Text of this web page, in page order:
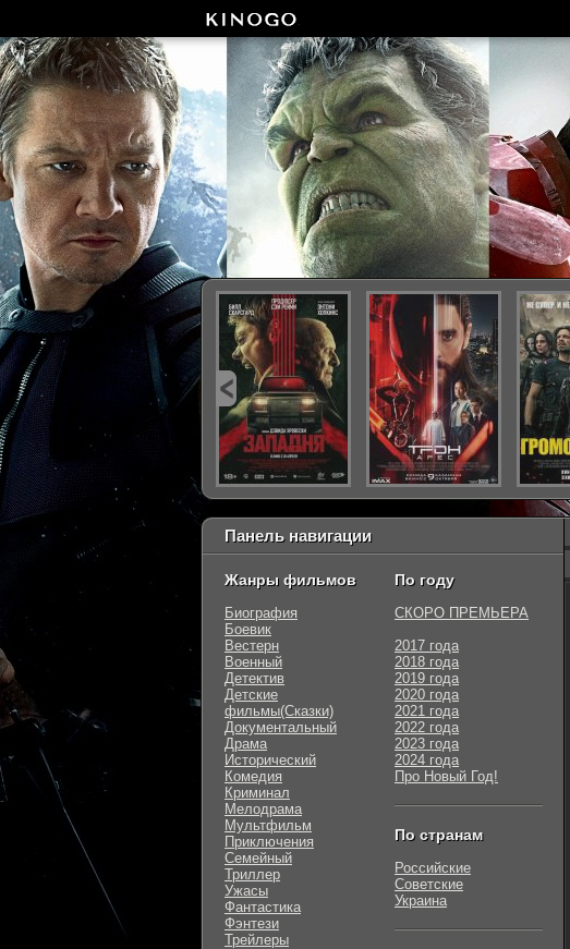
Панель навигации
Жанры фильмов
Биография
Боевик
Вестерн
Военный
Детектив
Детские
фильмы(Сказки)
Документальный
Драма
Исторический
Комедия
Криминал
Мелодрама
Мультфильм
Приключения
Семейный
Триллер
Ужасы
Фантастика
Фэнтези
Трейлеры
По году
СКОРО ПРЕМЬЕРА
2017 года
2018 года
2019 года
2020 года
2021 года
2022 года
2023 года
2024 года
Про Новый Год!
По странам
Российские
Советские
Украина